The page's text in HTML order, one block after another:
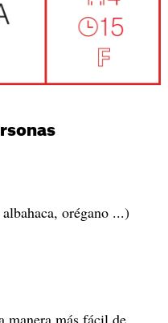
orégano ...)
manera más fácil de